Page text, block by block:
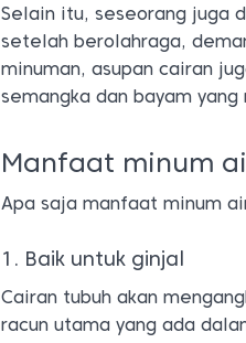
Selain itu, seseorang juga
setelah berolahraga,
minuman, asupan cairan
semangka dan bayam
Manfaat minum
Apa saja manfaat minum
1. Baik untuk ginjal
Cairan tubuh akan
racun utama yang ada